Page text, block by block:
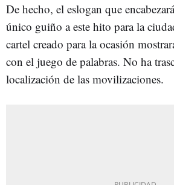
De hecho, el eslogan que
único guiño a este hito para la
cartel creado para la ocasión
con el juego de palabras. No ha
localización de las movilizaciones.